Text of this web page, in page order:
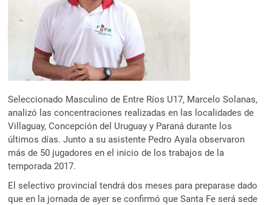
Seleccionado Masculino de Entre Ríos U17, Marcelo Solanas,
analizó las concentraciones realizadas en las localidades de
Villaguay, Concepción del Uruguay y Paraná durante los
últimos días. Junto a su asistente Pedro Ayala observaron
más de 50 jugadores en el inicio de los trabajos de la
temporada 2017.
El selectivo provincial tendrá dos meses para preparase dado
que en la jornada de ayer se confirmó que Santa Fe será sede